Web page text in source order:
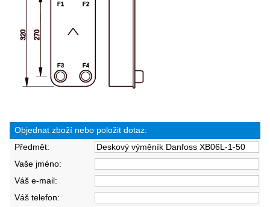
Objednat zboží nebo položit dotaz:
Předmět:
Vaše jméno:
Váš e-mail:
Váš telefon: